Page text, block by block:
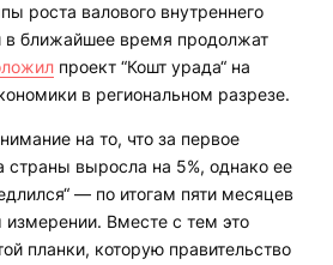
роста валового внутреннего
в ближайшее время продолжат
проект “Кошт урада“ на
в региональном разрезе.
на то, что за первое
страны выросла на 5%, однако ее
— по итогам пяти месяцев
Вместе с тем это
планки, которую правительство